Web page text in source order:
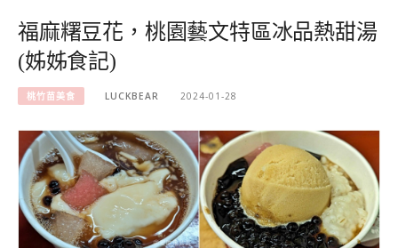
福麻糬豆花，桃園藝文特區冰品熱甜湯
(姊姊食記)
桃竹苗美食 LUCKBEAR 2024-01-28